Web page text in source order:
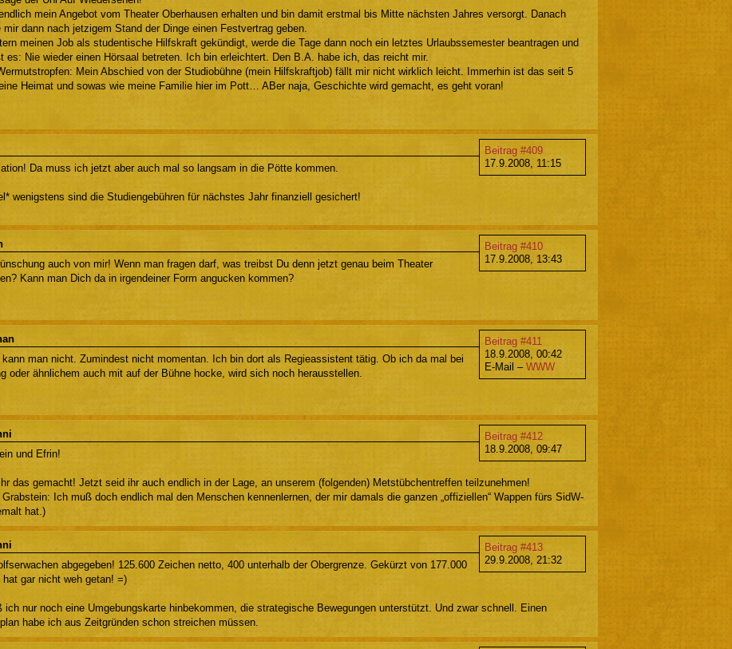
mein Angebot vom Theater Oberhausen erhalten und bin damit erstmal bis Mitte nächsten Jahres versorgt. Danach
mir dann nach jetzigem Stand der Dinge einen Festvertrag geben.
meinen Job als studentische Hilfskraft gekündigt, werde die Tage dann noch ein letztes Urlaubssemester beantragen und
es: Nie wieder einen Hörsaal betreten. Ich bin erleichtert. Den B.A. habe ich, das reicht mir.
Mein Abschied von der Studiobühne (mein Hilfskraftjob) fällt mir nicht wirklich leicht. Immerhin ist das seit 5
Heimat und sowas wie meine Familie hier im Pott… ABer naja, Geschichte wird gemacht, es geht voran!
Beitrag #409
17.9.2008, 11:15
Da muss ich jetzt aber auch mal so langsam in die Pötte kommen.
wenigstens sind die Studiengebühren für nächstes Jahr finanziell gesichert!
Beitrag #410
17.9.2008, 13:43
auch von mir! Wenn man fragen darf, was treibst Du denn jetzt genau beim Theater
Kann man Dich da in irgendeiner Form angucken kommen?
Beitrag #411
18.9.2008, 00:42
E-Mail – WWW
kann man nicht. Zumindest nicht momentan. Ich bin dort als Regieassistent tätig. Ob ich da mal bei
oder ähnlichem auch mit auf der Bühne hocke, wird sich noch herausstellen.
Beitrag #412
18.9.2008, 09:47
und Efrin!
das gemacht! Jetzt seid ihr auch endlich in der Lage, an unserem (folgenden) Metstübchentreffen teilzunehmen!
Ich muß doch endlich mal den Menschen kennenlernen, der mir damals die ganzen „offiziellen“ Wappen fürs SidW-
hat.)
Beitrag #413
29.9.2008, 21:32
abgegeben! 125.600 Zeichen netto, 400 unterhalb der Obergrenze. Gekürzt von 177.000
gar nicht weh getan! =)
ich nur noch eine Umgebungskarte hinbekommen, die strategische Bewegungen unterstützt. Und zwar schnell. Einen
habe ich aus Zeitgründen schon streichen müssen.